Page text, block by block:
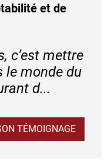
et de
c’est mettre
le monde du
d...
TÉMOIGNAGE